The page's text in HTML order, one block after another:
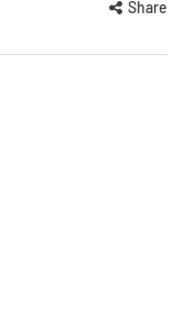
Share